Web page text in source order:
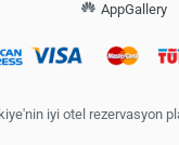
AppGallery
iyi otel rezervasyon